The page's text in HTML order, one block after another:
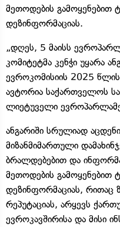
მეთოდების გამოყენებით
დეზინფორმაციას.
„დღეს, 5 მაისს
კომიტეტმა კენჭი უყარა
ევროკომისიის 2025
ავტორია საქართველოს
ლიეტუველი
ანგარიში სრულიად
მიზანმიმართული
ბრალდებებით და
მეთოდების გამოყენებით
დეზინფორმაციას, რითაც
რეპუტაციას, არყევს
ევროკავშირისა და მისი